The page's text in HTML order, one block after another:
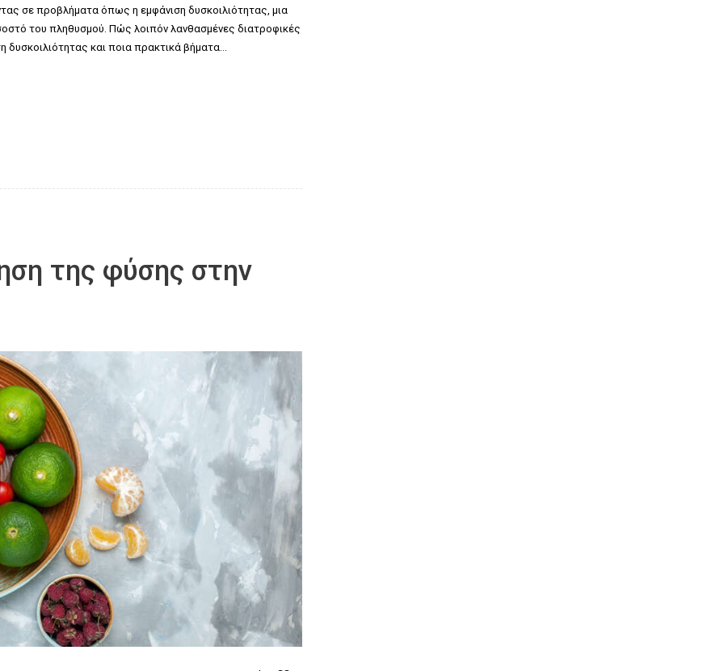
σε προβλήματα όπως η εμφάνιση δυσκοιλιότητας, μια
του πληθυσμού. Πώς λοιπόν λανθασμένες διατροφικές
δυσκοιλιότητας και ποια πρακτικά βήματα…
της φύσης στην